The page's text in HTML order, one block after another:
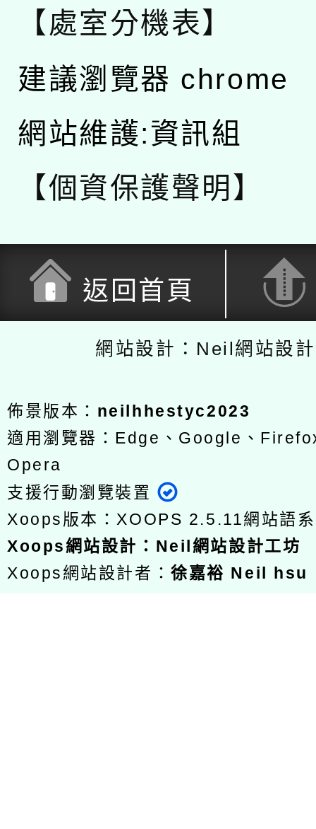
【處室分機表】
建議瀏覽器 chrome
網站維護:資訊組
【個資保護聲明】
返回首頁
網站設計：Neil網站設
佈景版本： neilhhestyc2023
適用瀏覽器：Edge、Google、
Opera
支援行動瀏覽裝置
Xoops版本： XOOPS 2.5.11網站語
Xoops網站設計 ： Neil網站設計工坊
Xoops網站設計者：徐嘉裕 Neil hsu